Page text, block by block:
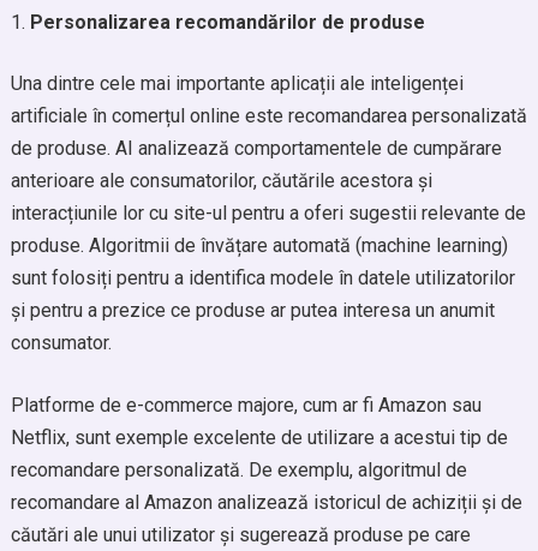
Personalizarea recomandărilor de produse
Una dintre cele mai importante aplicații ale inteligenței
artificiale în comerțul online este recomandarea personalizată
de produse. AI analizează comportamentele de cumpărare
anterioare ale consumatorilor, căutările acestora și
interacțiunile lor cu site-ul pentru a oferi sugestii relevante de
produse. Algoritmii de învățare automată (machine learning)
sunt folosiți pentru a identifica modele în datele utilizatorilor
și pentru a prezice ce produse ar putea interesa un anumit
consumator.
Platforme de e-commerce majore, cum ar fi Amazon sau
Netflix, sunt exemple excelente de utilizare a acestui tip de
recomandare personalizată. De exemplu, algoritmul de
recomandare al Amazon analizează istoricul de achiziții și de
căutări ale unui utilizator și sugerează produse pe care